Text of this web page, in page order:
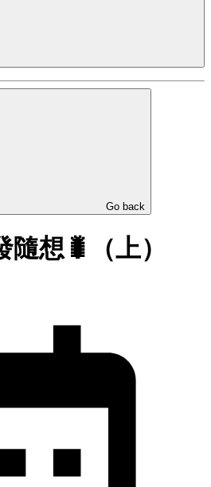
Go back
想🐛（上）